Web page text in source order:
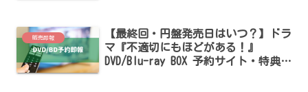
販売即報
【最終回・円盤発売日はいつ？】ドラ
マ『不適切にもほどがある！』
DVD/Blu-ray BOX 予約サイト・特典ま